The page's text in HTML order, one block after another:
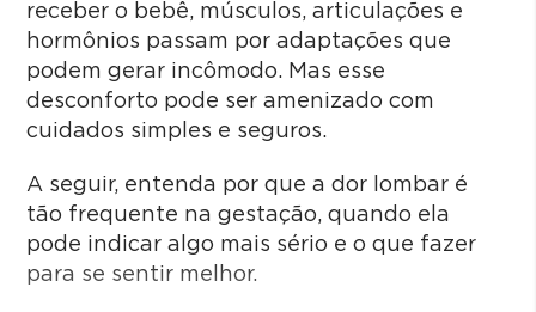
receber o bebê, músculos, articulações e
hormônios passam por adaptações que
podem gerar incômodo. Mas esse
desconforto pode ser amenizado com
cuidados simples e seguros.
A seguir, entenda por que a dor lombar é
tão frequente na gestação, quando ela
pode indicar algo mais sério e o que fazer
para se sentir melhor.